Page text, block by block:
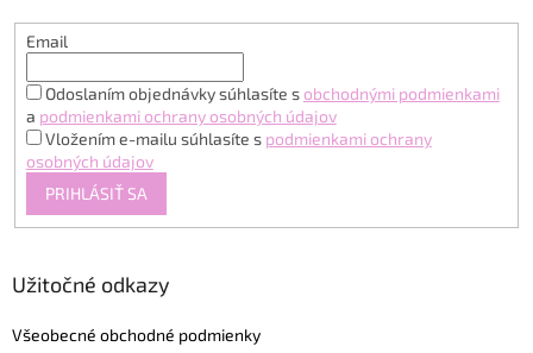
r
y
v
ý
p
u
Email
Odoslaním objednávky súhlasíte s obchodnými podmienkami
a podmienkami ochrany osobných údajov
Vložením e-mailu súhlasíte s podmienkami ochrany
osobných údajov
PRIHLÁSIŤ SA
Užitočné odkazy
Všeobecné obchodné podmienky